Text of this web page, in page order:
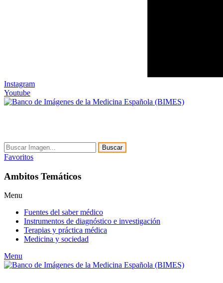
Instagram
Youtube
Buscar
Favoritos
Ambitos Temáticos
Menu
Fuentes del saber médico
Instrumentos de diagnóstico e investigación
Terapias y práctica médica
Medicina y sociedad
Menu